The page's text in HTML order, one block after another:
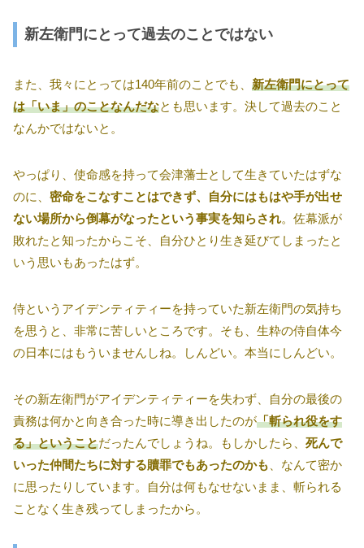
新左衛門にとって過去のことではない
また、我々にとっては140年前のことでも、 新左衛門にとって
は「いま」のことなんだなとも思います。決して過去のこと
なんかではないと。
やっぱり、使命感を持って会津藩士として生きていたはずな
のに、 密命をこなすことはできず、自分にはもはや手が出せ
ない場所から倒幕がなったという事実を知らされ。佐幕派が
敗れたと知ったからこそ、自分ひとり生き延びてしまったと
いう思いもあったはず。
侍というアイデンティティーを持っていた新左衛門の気持ち
を思うと、非常に苦しいところです。そも、生粋の侍自体今
の日本にはもういませんしね。しんどい。本当にしんどい。
その新左衛門がアイデンティティーを失わず、自分の最後の
責務は何かと向き合った時に導き出したのが「斬られ役をす
る」ということだったんでしょうね。もしかしたら、 死んで
いった仲間たちに対する贖罪でもあったのかも 、なんて密か
に思ったりしています。自分は何もなせないまま、斬られる
ことなく生き残ってしまったから。